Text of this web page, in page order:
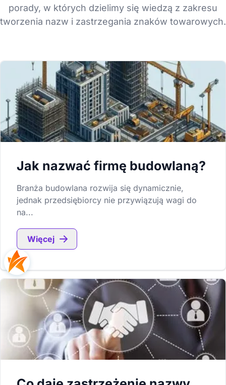
porady, w których dzielimy się wiedzą z zakresu
tworzenia nazw i zastrzegania znaków towarowych.
Jak nazwać firmę budowlaną?
Branża budowlana rozwija się dynamicznie,
jednak przedsiębiorcy nie przywiązują wagi do
na...
Więcej